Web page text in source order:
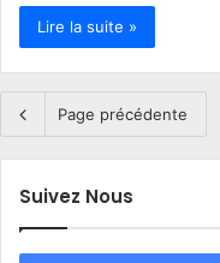
Lire la suite »
Page précédente
Suivez Nous